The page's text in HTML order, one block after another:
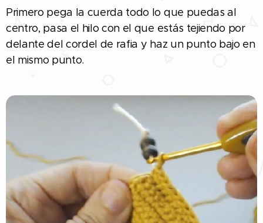
Primero pega la cuerda todo lo que puedas al
centro, pasa el hilo con el que estás tejiendo por
delante del cordel de rafia y haz un punto bajo en
el mismo punto.